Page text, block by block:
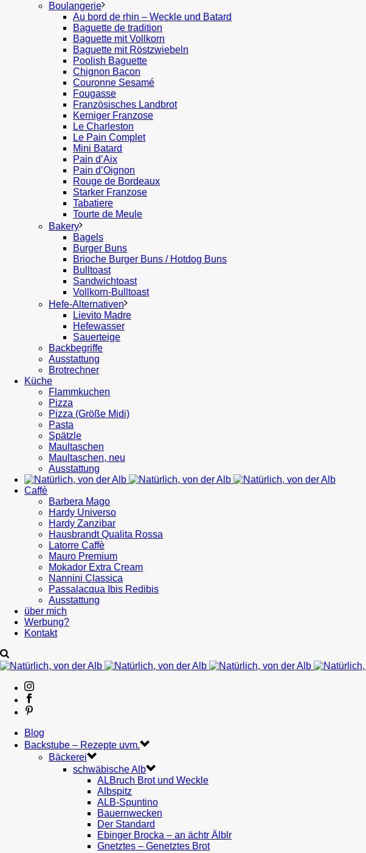
Boulangerie
Au bord de rhin – Weckle und Batard
Baguette de tradition
Baguette mit Vollkorn
Baguette mit Röstzwiebeln
Poolish Baguette
Chignon Bacon
Couronne Sesamé
Fougasse
Französisches Landbrot
Kerniger Franzose
Le Charleston
Le Pain Complet
Mini Batard
Pain d’Aix
Pain d’Oignon
Rouge de Bordeaux
Starker Franzose
Tabatiere
Tourte de Meule
Bakery
Bagels
Burger Buns
Brioche Burger Buns / Hotdog Buns
Bulltoast
Sandwichtoast
Vollkorn-Bulltoast
Hefe-Alternativen
Lievito Madre
Hefewasser
Sauerteige
Backbegriffe
Ausstattung
Brotrechner
Küche
Flammkuchen
Pizza
Pizza (Größe Midi)
Pasta
Spätzle
Maultaschen
Maultaschen, neu
Ausstattung
Caffè
Barbera Mago
Hardy Universo
Hardy Zanzibar
Hausbrandt Qualita Rossa
Latorre Caffè
Mauro Premium
Mokador Extra Cream
Nannini Classica
Passalacqua Ibis Redibis
Ausstattung
über mich
Werbung?
Kontakt
Blog
Backstube – Rezepte uvm.
Bäckerei
schwäbische Alb
ALBruch Brot und Weckle
Albspitz
ALB-Spuntino
Bauernwecken
Der Standard
Ebinger Brocka – an ächtr Älblr
Gnetztes – Genetztes Brot